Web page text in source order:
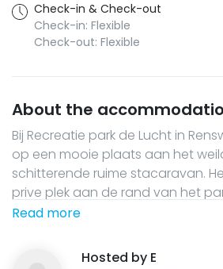
Check-in & Check-out
Check-in: Flexible
Check-out: Flexible
About the
Bij Recreatie park de Lucht in
op een mooie plaats aan het
schitterende ruime stacaravan.
prive plek aan de rand van het
een zonnige ligging met een
nog even na te genieten. De
Read more
Hosted by E